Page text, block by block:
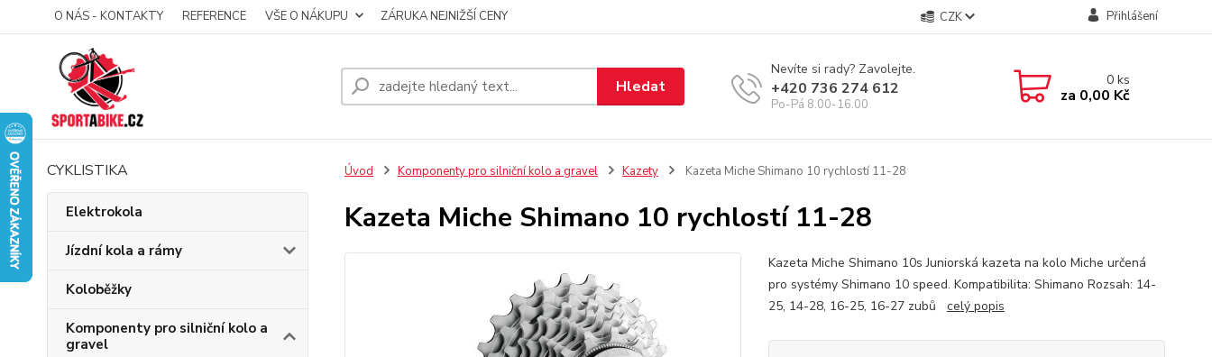
O NÁS - KONTAKTY REFERENCE VŠE O NÁKUPU ZÁRUKA NEJNIŽŠÍ CENY CZK Přihlášení
Hledat
Nevíte si rady? Zavolejte.
+420 736 274 612
Po-Pá 8.00-16.00
0ks
za 0,00 Kč
CYKLISTIKA
Elektrokola
Jízdní kola a rámy
Koloběžky
Komponenty pro silniční kolo a
gravel
Úvod Komponenty pro silniční kolo a gravel Kazety Kazeta Miche Shimano 10 rychlostí 11-28
Kazeta Miche Shimano 10 rychlostí 11-28
Kazeta Miche Shimano 10s Juniorská kazeta na kolo Miche určená
pro systémy Shimano 10 speed. Kompatibilita: Shimano Rozsah: 14-
25, 14-28, 16-25, 16-27 zubů celý popis